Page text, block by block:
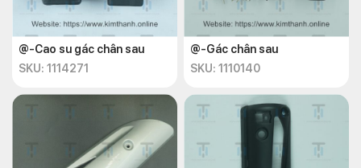
@-Cao su gác chân sau
SKU: 1114271
@-Gác chân sau
SKU: 1110140